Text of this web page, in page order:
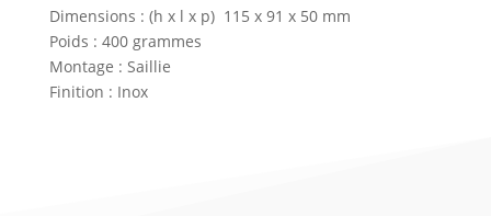
Dimensions : (h x l x p) 115 x 91 x 50 mm
Poids : 400 grammes
Montage : Saillie
Finition : Inox